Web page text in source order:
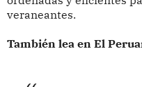
veraneantes.
También lea en El